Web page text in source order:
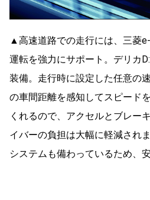
▲高速道路での走行には、 三菱
運転を強力にサポート。デリカ
装備。走行時に設定した任意の
の車間距離を感知してスピード
くれるので、アクセルとブレー
イバーの負担は大幅に軽減され
システムも備わっているため、